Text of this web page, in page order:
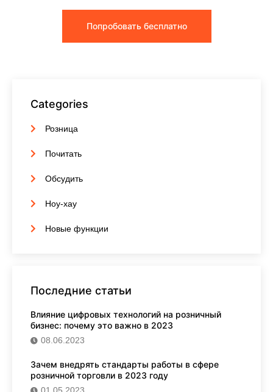
Попробовать бесплатно
Categories
Розница
Почитать
Обсудить
Ноу-хау
Новые функции
Последние статьи
Влияние цифровых технологий на розничный
бизнес: почему это важно в 2023
08.06.2023
Зачем внедрять стандарты работы в сфере
розничной торговли в 2023 году